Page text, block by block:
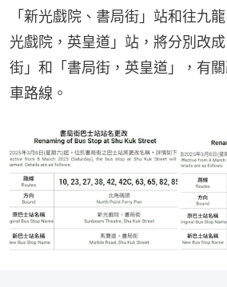
「新光戲院、書局街」站和往九
光戲院，英皇道」站，將分別改
街」和「書局街，英皇道」，有
車路線。